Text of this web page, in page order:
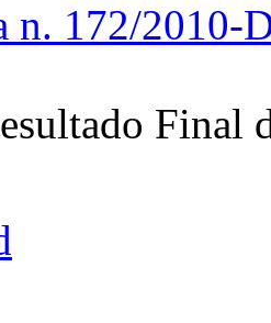
n. 172/2010-
Final